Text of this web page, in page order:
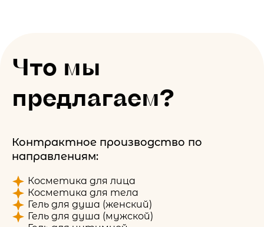
Что мы
предлагаем?
Контрактное производство по
направлениям:
Косметика для лица
Косметика для тела
Гель для душа (женский)
Гель для душа (мужской)